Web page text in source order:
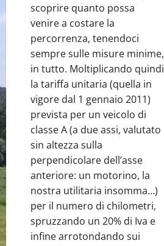
scoprire quanto possa
venire a costare la
percorrenza, tenendoci
sempre sulle misure minime,
in tutto. Moltiplicando quindi
la tariffa unitaria (quella in
vigore dal 1 gennaio 2011)
prevista per un veicolo di
classe A (a due assi, valutato
sin altezza sulla
perpendicolare dell’asse
anteriore: un motorino, la
nostra utilitaria insomma…)
per il numero di chilometri,
spruzzando un 20% di Iva e
infine arrotondando sui